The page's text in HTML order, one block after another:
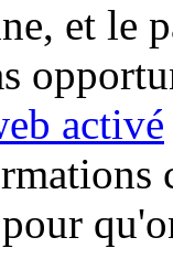
et le
activé